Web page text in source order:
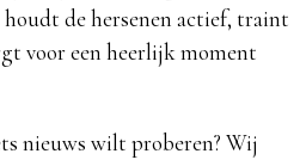
de hersenen actief, traint
voor een heerlijk moment
nieuws wilt proberen? Wij